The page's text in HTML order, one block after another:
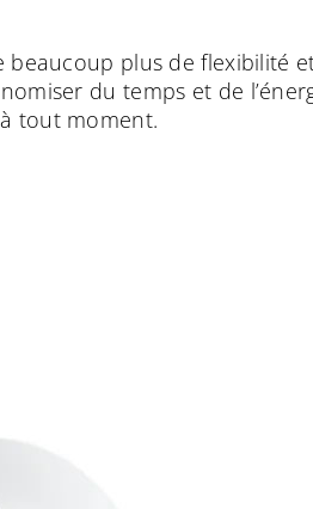
beaucoup plus de flexibilité
du temps et de
tout moment.